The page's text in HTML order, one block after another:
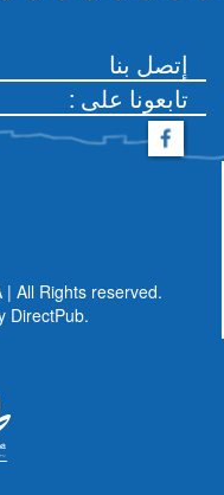
إتصل بنا
: تابعونا على
All Rights reserved.
DirectPub.